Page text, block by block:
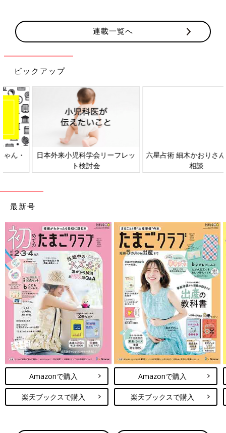
連載一覧へ
ピックアップ
日本外来小児科学会リーフレッ
六星占術 細木かおりさんの人生
最新号
Amazonで購入
楽天ブックスで購入
Amazonで購入
楽天ブックスで購入